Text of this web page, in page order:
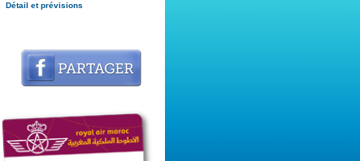
Détail et prévisions